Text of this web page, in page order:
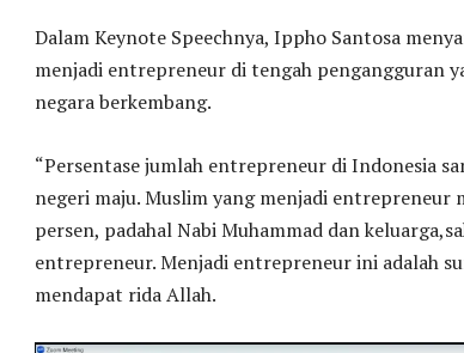
Dalam Keynote Speechnya, Ippho Santosa
menjadi entrepreneur di tengah pengangguran
negara berkembang.
“Persentase jumlah entrepreneur di Indonesia
negeri maju. Muslim yang menjadi entrepreneur
persen, padahal Nabi Muhammad dan
entrepreneur. Menjadi entrepreneur ini adalah
mendapat rida Allah.